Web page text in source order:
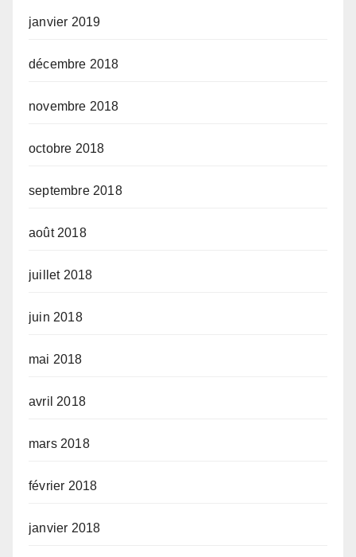
janvier 2019
décembre 2018
novembre 2018
octobre 2018
septembre 2018
août 2018
juillet 2018
juin 2018
mai 2018
avril 2018
mars 2018
février 2018
janvier 2018